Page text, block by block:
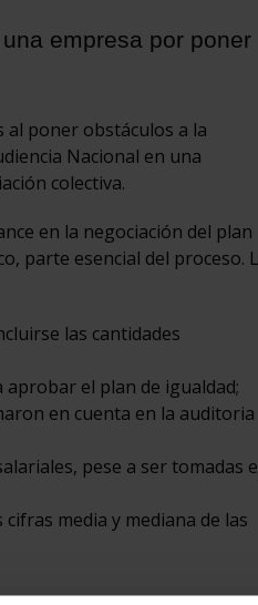
empresa por poner
al poner obstáculos a la
Nacional en una
colectiva.
en la negociación del plan
parte esencial del proceso.
las cantidades
el plan de igualdad;
en cuenta en la auditoria
pese a ser tomadas
media y mediana de las